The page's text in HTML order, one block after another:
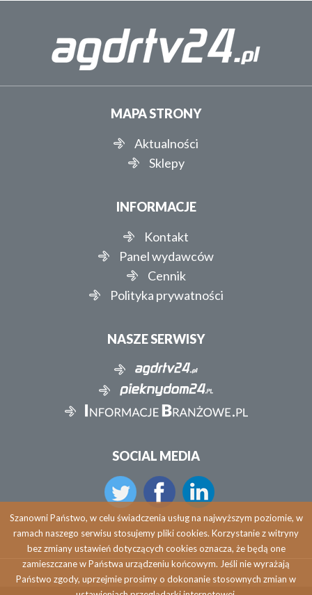
MAPA STRONY
Aktualności
Sklepy
INFORMACJE
Kontakt
Panel wydawców
Cennik
Polityka prywatności
NASZE SERWISY
SOCIAL MEDIA
Szanowni Państwo, w celu świadczenia usług na najwyższym poziomie, w
ramach naszego serwisu stosujemy pliki cookies. Korzystanie z witryny
bez zmiany ustawień dotyczących cookies oznacza, że będą one
zamieszczane w Państwa urządzeniu końcowym. Jeśli nie wyrażają
Państwo zgody, uprzejmie prosimy o dokonanie stosownych zmian w